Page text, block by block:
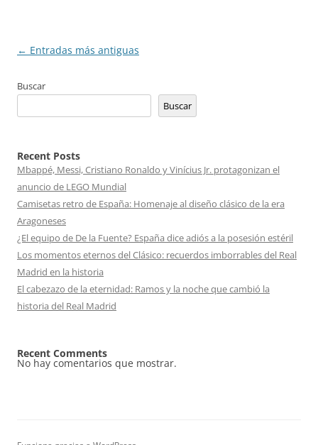
Navegación
entradas
← Entradas más antiguas
Buscar
Buscar
Recent Posts
Mbappé, Messi, Cristiano Ronaldo y Vinícius Jr. protagonizan el
anuncio de LEGO Mundial
Camisetas retro de España: Homenaje al diseño clásico de la era
Aragoneses
¿El equipo de De la Fuente? España dice adiós a la posesión estéril
Los momentos eternos del Clásico: recuerdos imborrables del Real
Madrid en la historia
El cabezazo de la eternidad: Ramos y la noche que cambió la
historia del Real Madrid
Recent Comments
No hay comentarios que mostrar.